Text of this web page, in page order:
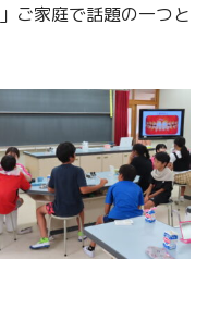
ご家庭で話題の一つと